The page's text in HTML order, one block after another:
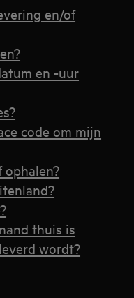
en/of
en -uur
code om mijn
ophalen?
thuis is
wordt?